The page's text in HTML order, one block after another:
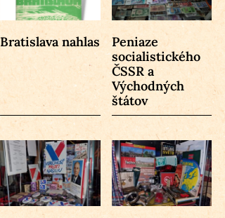
Bratislava nahlas
Peniaze
socialistického
ČSSR a
Východných
štátov